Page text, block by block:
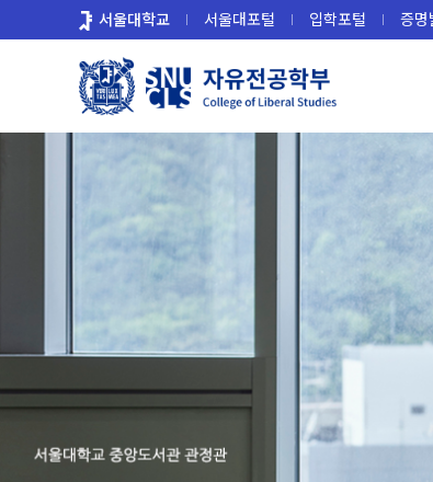
로
서울대학교 서울대포털 입학포털 증명